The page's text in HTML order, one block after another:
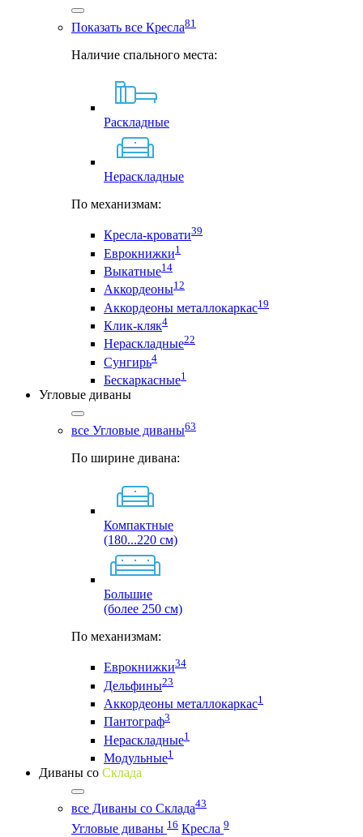
Показать все Кресла81
Наличие спального места:
Раскладные
Нераскладные
По механизмам:
Кресла-кровати39
Еврокнижки1
Выкатные14
Аккордеоны12
Аккордеоны металлокаркас19
Клик-кляк4
Нераскладные22
Сунгирь4
Бескаркасные1
Угловые диваны
все Угловые диваны63
По ширине дивана:
Компактные
(180...220 см)
Большие
(более 250 см)
По механизмам:
Еврокнижки34
Дельфины23
Аккордеоны металлокаркас1
Пантограф3
Нераскладные1
Модульные1
Диваны со Склада
все Диваны со Склада43
Угловые диваны 16 Кресла 9